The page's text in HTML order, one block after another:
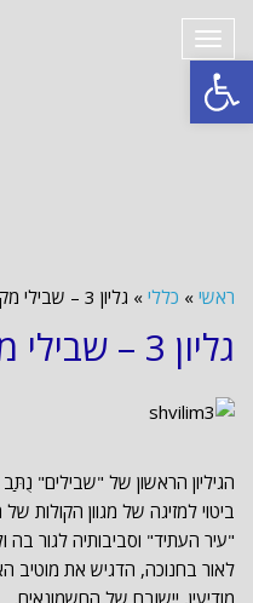
פתח סרגל נגישות
תפריט
ראשי » כללי » גליון 3 – שבילי מקום
גליון 3 – שבילי מקום
הגיליון הראשון של "שבילים"
ביטוי למזיגה של מגוון הקולות
"עיר העתיד" וסביבותיה לגור בה
לאור בחנוכה, הדגיש את מוטיב
מודיעין, יישובם של החשמונאים.